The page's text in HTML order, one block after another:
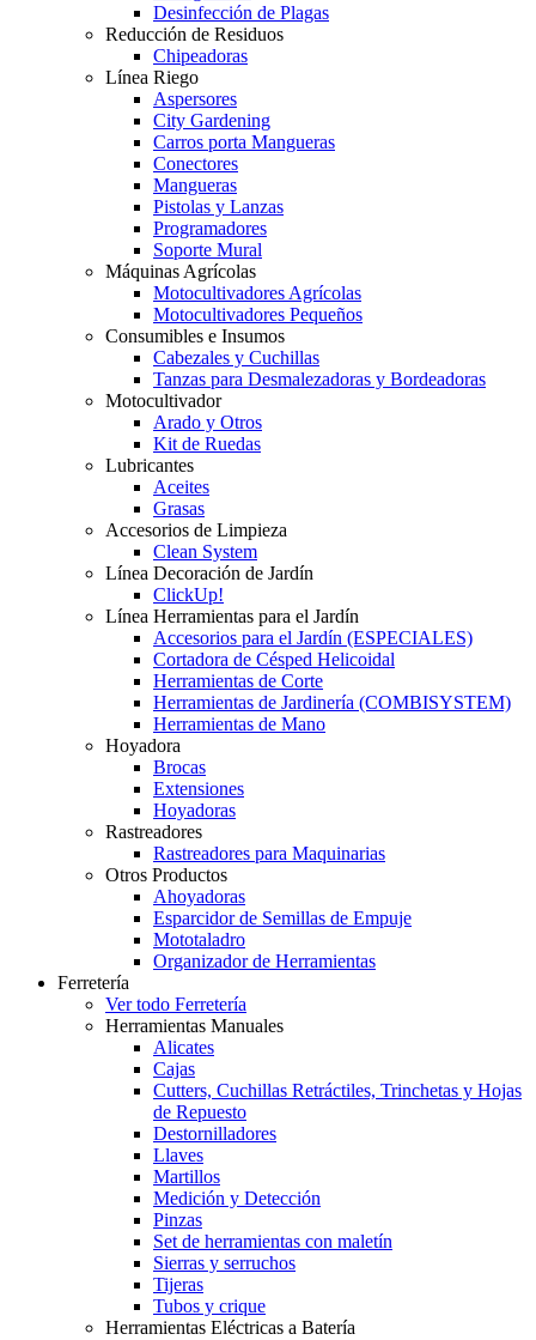
Desinfección de Plagas
Reducción de Residuos
Chipeadoras
Línea Riego
Aspersores
City Gardening
Carros porta Mangueras
Conectores
Mangueras
Pistolas y Lanzas
Programadores
Soporte Mural
Máquinas Agrícolas
Motocultivadores Agrícolas
Motocultivadores Pequeños
Consumibles e Insumos
Cabezales y Cuchillas
Tanzas para Desmalezadoras y Bordeadoras
Motocultivador
Arado y Otros
Kit de Ruedas
Lubricantes
Aceites
Grasas
Accesorios de Limpieza
Clean System
Línea Decoración de Jardín
ClickUp!
Línea Herramientas para el Jardín
Accesorios para el Jardín (ESPECIALES)
Cortadora de Césped Helicoidal
Herramientas de Corte
Herramientas de Jardinería (COMBISYSTEM)
Herramientas de Mano
Hoyadora
Brocas
Extensiones
Hoyadoras
Rastreadores
Rastreadores para Maquinarias
Otros Productos
Ahoyadoras
Esparcidor de Semillas de Empuje
Mototaladro
Organizador de Herramientas
Ferretería
Ver todo Ferretería
Herramientas Manuales
Alicates
Cajas
Cutters, Cuchillas Retráctiles, Trinchetas y Hojas
de Repuesto
Destornilladores
Llaves
Martillos
Medición y Detección
Pinzas
Set de herramientas con maletín
Sierras y serruchos
Tijeras
Tubos y crique
Herramientas Eléctricas a Batería